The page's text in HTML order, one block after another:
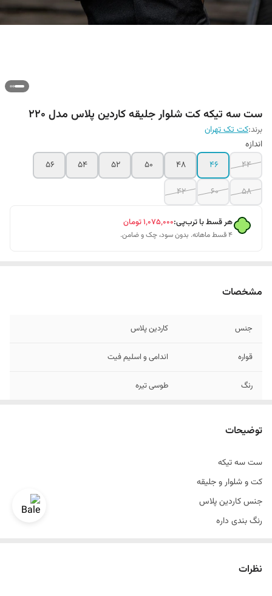
ست سه تیکه کت شلوار جلیقه کاردین پلاس مدل 220
برند:کت تک تهران
اندازه
44
46
48
50
52
54
56
58
60 ۴۲
هر قسط با ترب‌پی:۱٬۰۷۵٬۰۰۰تومان
۴ قسط ماهانه. بدون سود، چک و ضامن.
مشخصات
جنس کاردین پلاس
قواره اندامی و اسلیم فیت
رنگ طوسی تیره
طرح
توضیحات
ست سه تیکه
کت و شلوار و جلیقه
جنس کاردین پلاس
رنگ بندی داره
نظرات